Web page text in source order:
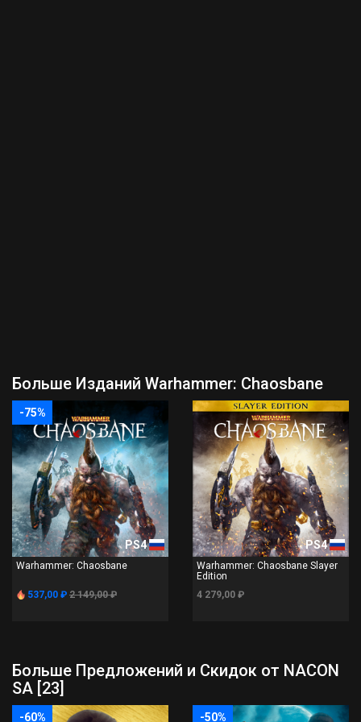
Больше Изданий Warhammer: Chaosbane
-75%
PS4
Warhammer: Chaosbane
537,00 ₽ 2 149,00 ₽
PS4
Warhammer: Chaosbane Slayer
Edition
4 279,00 ₽
Больше Предложений и Скидок от NACON
SA [23]
-60% -50%